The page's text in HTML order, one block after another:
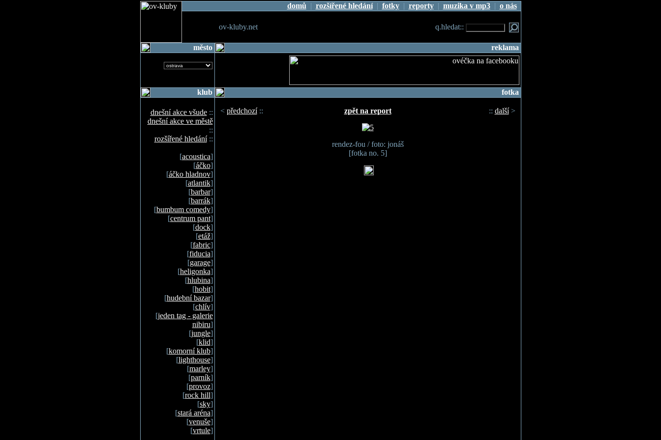
domů | rozšířené hledání| fotky| reporty| muzika v mp3| o nás
ov-kluby.net q.hledat::
město reklama
klub
dnešní akce všude::
dnešní akce ve městě
::
rozšířené hledání::
[acoustica]
[áčko]
[áčko hladnov]
[atlantik]
[barbar]
[barrák]
[bumbum comedy]
[centrum pant]
[dock]
[etáž]
[fabric]
[fiducia]
[garage]
[heligonka]
[hlubina]
[hobit]
[hudební bazar]
[chlív]
[jeden tag - galerie
nibiru]
[jungle]
[klid]
[komorní klub]
[lighthouse]
[marley]
[parník]
[provoz]
[rock hill]
[sky]
[stará aréna]
[venuše]
[vrtule]
fotka
< předchozí:: zpět na report :: další>
rendez-fou / foto: jonáš
[fotka no. 5]